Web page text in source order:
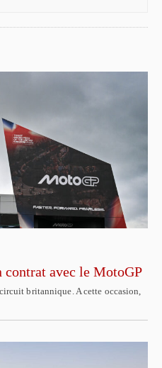
contrat avec le MotoGP
britannique. A cette occasion,